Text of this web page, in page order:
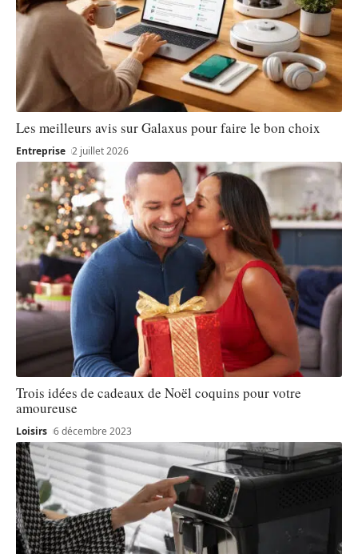
Les meilleurs avis sur Galaxus pour faire le bon choix
Entreprise 2 juillet 2026
Trois idées de cadeaux de Noël coquins pour votre
amoureuse
Loisirs 6 décembre 2023